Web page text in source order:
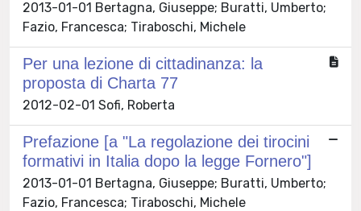
2013-01-01 Bertagna, Giuseppe; Buratti, Umberto;
Fazio, Francesca; Tiraboschi, Michele
Per una lezione di cittadinanza: la
proposta di Charta 77
2012-02-01 Sofi, Roberta
Prefazione [a "La regolazione dei tirocini
formativi in Italia dopo la legge Fornero"]
2013-01-01 Bertagna, Giuseppe; Buratti, Umberto;
Fazio, Francesca; Tiraboschi, Michele